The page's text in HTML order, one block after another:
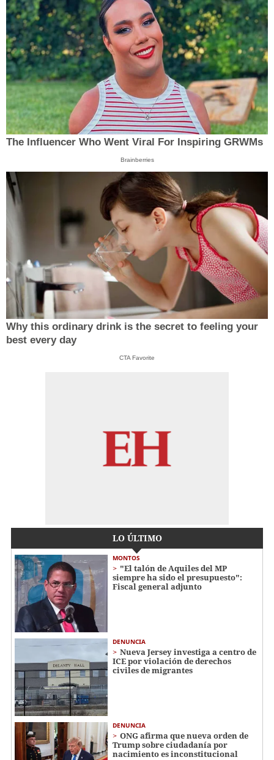
The Influencer Who Went Viral For Inspiring GRWMs
Brainberries
Why this ordinary drink is the secret to feeling your
best every day
CTA Favorite
LO ÚLTIMO
MONTOS
"El talón de Aquiles del MP
siempre ha sido el presupuesto":
Fiscal general adjunto
DENUNCIA
Nueva Jersey investiga a centro de
ICE por violación de derechos
civiles de migrantes
DENUNCIA
ONG afirma que nueva orden de
Trump sobre ciudadanía por
nacimiento es inconstitucional